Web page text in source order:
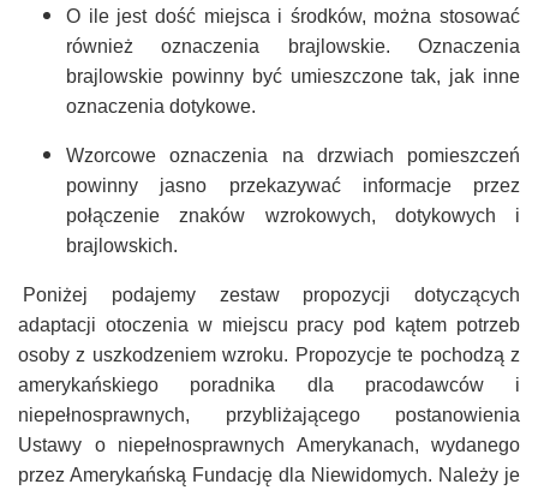
O ile jest dość miejsca i środków, można stosować
również oznaczenia brajlowskie. Oznaczenia
brajlowskie powinny być umieszczone tak, jak inne
oznaczenia dotykowe.
Wzorcowe oznaczenia na drzwiach pomieszczeń
powinny jasno przekazywać informacje przez
połączenie znaków wzrokowych, dotykowych i
brajlowskich.
Poniżej podajemy zestaw propozycji dotyczących
adaptacji otoczenia w miejscu pracy pod kątem potrzeb
osoby z uszkodzeniem wzroku. Propozycje te pochodzą z
amerykańskiego poradnika dla pracodawców i
niepełnosprawnych, przybliżającego postanowienia
Ustawy o niepełnosprawnych Amerykanach, wydanego
przez Amerykańską Fundację dla Niewidomych. Należy je